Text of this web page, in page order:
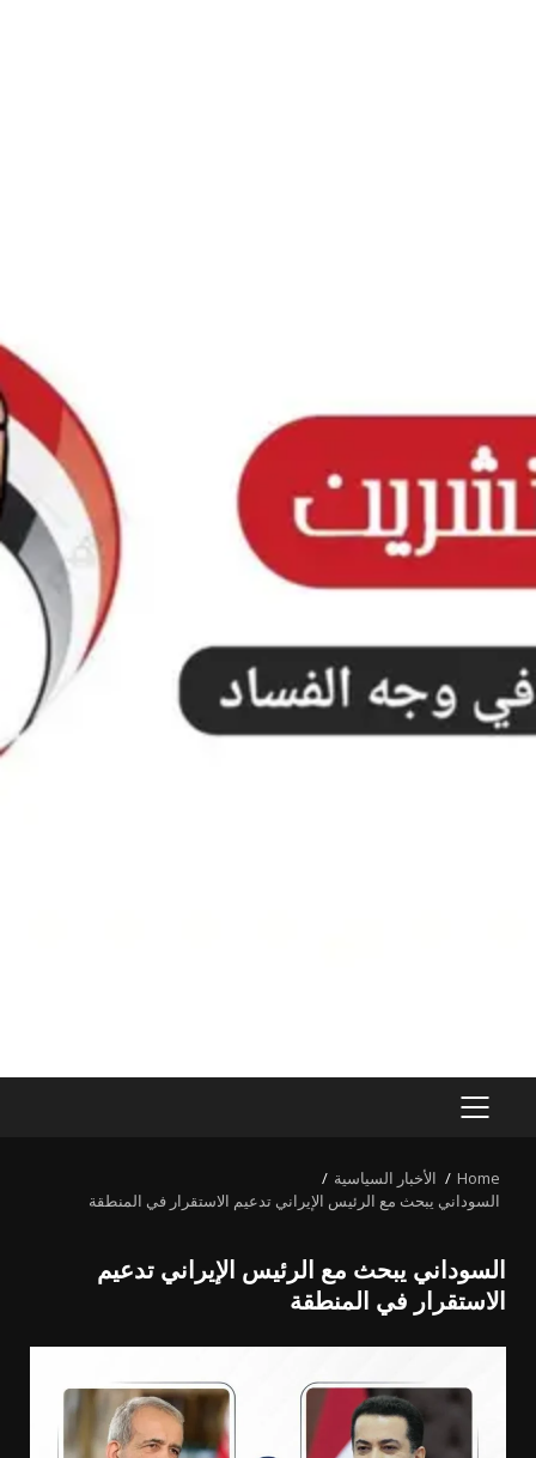
PRIMARY
Home
الأخبار السياسية
السوداني يبحث مع الرئيس الإيراني تدعيم الاستقرار في المنطقة
السوداني يبحث مع الرئيس الإيراني تدعيم
الاستقرار في المنطقة